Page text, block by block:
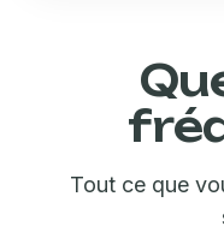
Tout ce que